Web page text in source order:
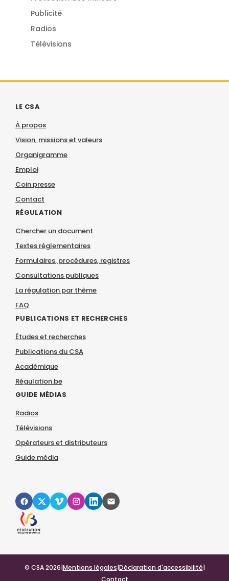
Publicité
Radios
Télévisions
LE CSA
À propos
Vision, missions et valeurs
Organigramme
Emploi
Coin presse
Contact
RÉGULATION
Chercher un document
Textes réglementaires
Formulaires, procédures, registres
Consultations publiques
La régulation par thème
FAQ
PUBLICATIONS ET RECHERCHES
Études et recherches
Publications du CSA
Académique
Régulation.be
GUIDE MÉDIAS
Radios
Télévisions
Opérateurs et distributeurs
Guide média
© CSA 2026|Mentions légales|Déclaration d'accessibilité|
Contact